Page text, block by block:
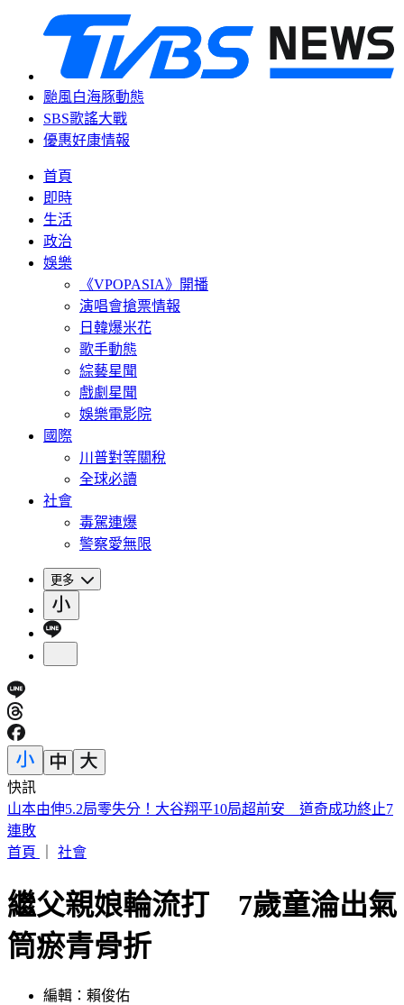
颱風白海豚動態
SBS歌謠大戰
優惠好康情報
首頁
即時
生活
政治
娛樂
《VPOPASIA》開播
演唱會搶票情報
日韓爆米花
歌手動態
綜藝星聞
戲劇星聞
娛樂電影院
國際
川普對等關稅
全球必讀
社會
毒駕連爆
警察愛無限
更多
快訊
濱海作戰區指揮部首次參訓！驗證近岸打擊、反制共軍登陸
首頁
繼父親娘輪流打 7歲童淪出氣
筒瘀青骨折
發佈時間：2019.04.22 13:31